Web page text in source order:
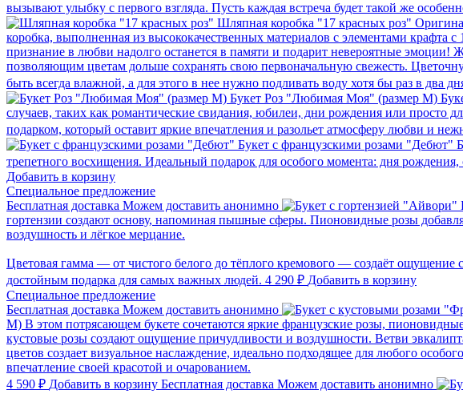
вызывают улыбку с первого взгляда. Пусть каждая встреча будет такой же
Шляпная коробка "17 красных роз"
коробка, выполненная из высококачественных материалов с элементами
признание в любви надолго останется в памяти и подарит невероятные
позволяющим цветам дольше сохранять свою первоначальную свежесть.
быть всегда влажной, а для этого в нее нужно подливать воду хотя бы раз в два
Букет Роз "Любимая Моя" (размер M)
случаев, таких как романтические свидания, юбилеи, дни рождения или просто
подарком, который оставит яркие впечатления и разольет атмосферу любви и
Букет с французскими розами "Дебют"
трепетного восхищения. Идеальный подарок для особого момента: дня
Добавить в корзину
Cпециальное предложение
Бесплатная доставка Можем доставить анонимно
гортензии создают основу, напоминая пышные сферы. Пионовидные розы
воздушность и лёгкое мерцание.
Цветовая гамма — от чистого белого до тёплого кремового — создаёт ощущение
достойным подарка для самых важных людей. 4 290 ₽ Добавить в корзину
Cпециальное предложение
Бесплатная доставка Можем доставить анонимно
M) В этом потрясающем букете сочетаются яркие французские розы,
кустовые розы создают ощущение причудливости и воздушности. Ветви
цветов создает визуальное наслаждение, идеально подходящее для любого
впечатление своей красотой и очарованием.
4 590 ₽ Добавить в корзину Бесплатная доставка Можем доставить анонимно